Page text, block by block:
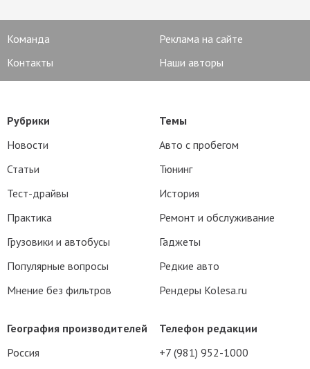
Команда
Реклама на сайте
Контакты
Наши авторы
Телефон редакции
+7 (981) 952-1000
Рубрики
Новости
Статьи
Тест-драйвы
Практика
Грузовики и автобусы
Популярные вопросы
Мнение без фильтров
Темы
Авто с пробегом
Тюнинг
История
Ремонт и обслуживание
Гаджеты
Редкие авто
Рендеры Kolesa.ru
География производителей
Россия